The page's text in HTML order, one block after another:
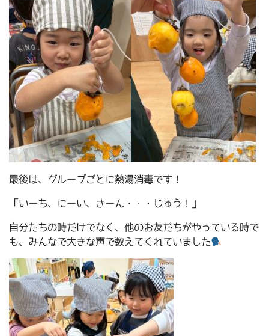
最後は、グループごとに熱湯消毒です！
「いーち、にーい、さーん・・・じゅう！」
自分たちの時だけでなく、他のお友だちがやっている時で
も、みんなで大きな声で数えてくれていました